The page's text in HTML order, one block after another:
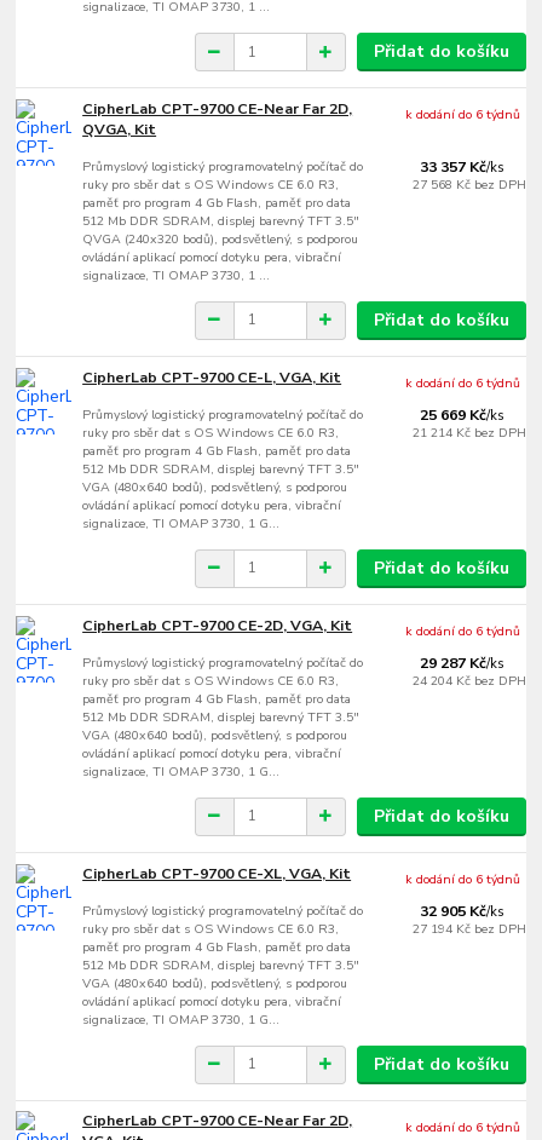
signalizace, TI OMAP 3730, 1 ...
Přidat do košíku
CipherLab CPT-9700 CE-Near Far 2D,
QVGA, Kit
Průmyslový logistický programovatelný počítač do
ruky pro sběr dat s OS Windows CE 6.0 R3,
paměť pro program 4 Gb Flash, paměť pro data
512 Mb DDR SDRAM, displej barevný TFT 3.5"
QVGA (240x320 bodů), podsvětlený, s podporou
ovládání aplikací pomocí dotyku pera, vibrační
signalizace, TI OMAP 3730, 1 ...
33 357 Kč/ks
27 568 Kč bez DPH
k dodání do 6 týdnů
Přidat do košíku
CipherLab CPT-9700 CE-L, VGA, Kit
Průmyslový logistický programovatelný počítač do
ruky pro sběr dat s OS Windows CE 6.0 R3,
paměť pro program 4 Gb Flash, paměť pro data
512 Mb DDR SDRAM, displej barevný TFT 3.5"
VGA (480x640 bodů), podsvětlený, s podporou
ovládání aplikací pomocí dotyku pera, vibrační
signalizace, TI OMAP 3730, 1 G...
25 669 Kč/ks
21 214 Kč bez DPH
k dodání do 6 týdnů
Přidat do košíku
CipherLab CPT-9700 CE-2D, VGA, Kit
Průmyslový logistický programovatelný počítač do
ruky pro sběr dat s OS Windows CE 6.0 R3,
paměť pro program 4 Gb Flash, paměť pro data
512 Mb DDR SDRAM, displej barevný TFT 3.5"
VGA (480x640 bodů), podsvětlený, s podporou
ovládání aplikací pomocí dotyku pera, vibrační
signalizace, TI OMAP 3730, 1 G...
29 287 Kč/ks
24 204 Kč bez DPH
k dodání do 6 týdnů
Přidat do košíku
CipherLab CPT-9700 CE-XL, VGA, Kit
Průmyslový logistický programovatelný počítač do
ruky pro sběr dat s OS Windows CE 6.0 R3,
paměť pro program 4 Gb Flash, paměť pro data
512 Mb DDR SDRAM, displej barevný TFT 3.5"
VGA (480x640 bodů), podsvětlený, s podporou
ovládání aplikací pomocí dotyku pera, vibrační
signalizace, TI OMAP 3730, 1 G...
32 905 Kč/ks
27 194 Kč bez DPH
k dodání do 6 týdnů
Přidat do košíku
CipherLab CPT-9700 CE-Near Far 2D,
k dodání do 6 týdnů